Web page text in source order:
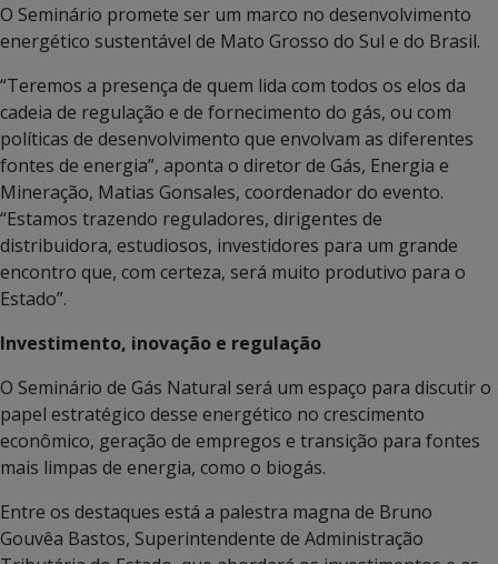
O Seminário promete ser um marco no desenvolvimento
energético sustentável de Mato Grosso do Sul e do Brasil.
“Teremos a presença de quem lida com todos os elos da
cadeia de regulação e de fornecimento do gás, ou com
políticas de desenvolvimento que envolvam as diferentes
fontes de energia”, aponta o diretor de Gás, Energia e
Mineração, Matias Gonsales, coordenador do evento.
“Estamos trazendo reguladores, dirigentes de
distribuidora, estudiosos, investidores para um grande
encontro que, com certeza, será muito produtivo para o
Estado”.
Investimento, inovação e regulação
O Seminário de Gás Natural será um espaço para discutir o
papel estratégico desse energético no crescimento
econômico, geração de empregos e transição para fontes
mais limpas de energia, como o biogás.
Entre os destaques está a palestra magna de Bruno
Gouvêa Bastos, Superintendente de Administração